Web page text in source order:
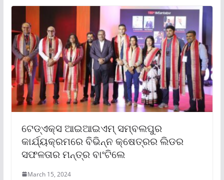
ଟେଡ୍‌ଏକ୍ସ ଆଇଆଇଏମ୍ ସମ୍ବଲପୁର
କାର୍ଯ୍ୟକ୍ରମରେ ବିଭିନ୍ନ କ୍ଷେତ୍ରର ଲିଡର
ସଫଳତାର ମନ୍ତ୍ର ବାଂଟିଲେ
March 15, 2024